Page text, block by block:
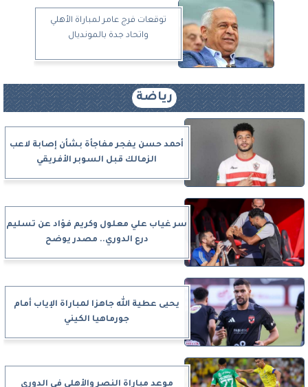
توقعات فرج عامر لمباراة الأهلي
واتحاد جدة بالمونديال
رياضة
أحمد حسن يفجر مفاجأة بشأن إصابة لاعب
الزمالك قبل السوبر الأفريقي
سر غياب علي معلول وكريم فؤاد عن تسليم
درع الدوري.. مصدر يوضح
يحيى عطية الله جاهزا لمباراة الإياب أمام
جورماهيا الكيني
موعد مباراة النصر والأهلي في الدوري